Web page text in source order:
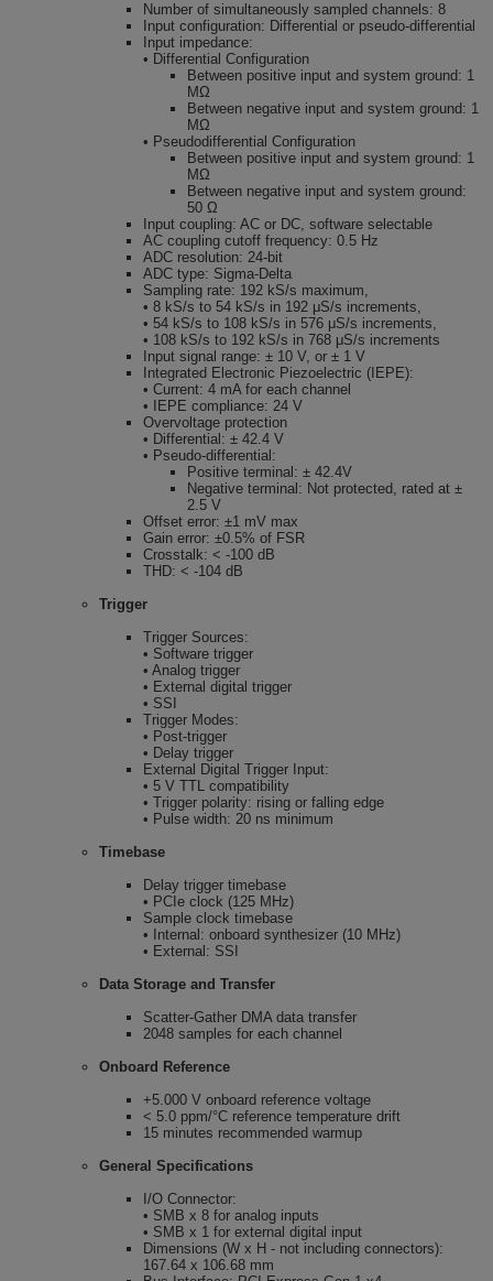
Number of simultaneously sampled channels: 8
Input configuration: Differential or pseudo-differential
Input impedance:
• Differential Configuration
Between positive input and system ground: 1
MΩ
Between negative input and system ground: 1
MΩ
• Pseudodifferential Configuration
Between positive input and system ground: 1
MΩ
Between negative input and system ground:
50 Ω
Input coupling: AC or DC, software selectable
AC coupling cutoff frequency: 0.5 Hz
ADC resolution: 24-bit
ADC type: Sigma-Delta
Sampling rate: 192 kS/s maximum,
• 8 kS/s to 54 kS/s in 192 μS/s increments,
• 54 kS/s to 108 kS/s in 576 μS/s increments,
• 108 kS/s to 192 kS/s in 768 μS/s increments
Input signal range: ± 10 V, or ± 1 V
Integrated Electronic Piezoelectric (IEPE):
• Current: 4 mA for each channel
• IEPE compliance: 24 V
Overvoltage protection
• Differential: ± 42.4 V
• Pseudo-differential:
Positive terminal: ± 42.4V
Negative terminal: Not protected, rated at ±
2.5 V
Offset error: ±1 mV max
Gain error: ±0.5% of FSR
Crosstalk: < -100 dB
THD: < -104 dB
Trigger
Trigger Sources:
• Software trigger
• Analog trigger
• External digital trigger
• SSI
Trigger Modes:
• Post-trigger
• Delay trigger
External Digital Trigger Input:
• 5 V TTL compatibility
• Trigger polarity: rising or falling edge
• Pulse width: 20 ns minimum
Timebase
Delay trigger timebase
• PCIe clock (125 MHz)
Sample clock timebase
• Internal: onboard synthesizer (10 MHz)
• External: SSI
Data Storage and Transfer
Scatter-Gather DMA data transfer
2048 samples for each channel
Onboard Reference
+5.000 V onboard reference voltage
< 5.0 ppm/°C reference temperature drift
15 minutes recommended warmup
General Specifications
I/O Connector:
• SMB x 8 for analog inputs
• SMB x 1 for external digital input
Dimensions (W x H - not including connectors):
167.64 x 106.68 mm